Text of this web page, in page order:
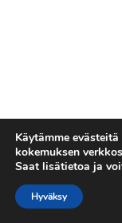
Käytämme
kokemuksen
Saat lisätietoa ja
Hyväksy